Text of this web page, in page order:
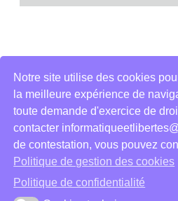
Notre site utilise des cookies
la meilleure expérience de
toute demande d'exercice de
contacter
de contestation, vous pouvez
Politique de gestion des cookies
Politique de confidentialité